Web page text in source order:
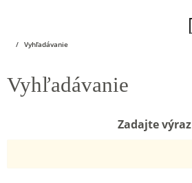
Vyhľadávanie
Vyhľadávanie
Zadajte výraz